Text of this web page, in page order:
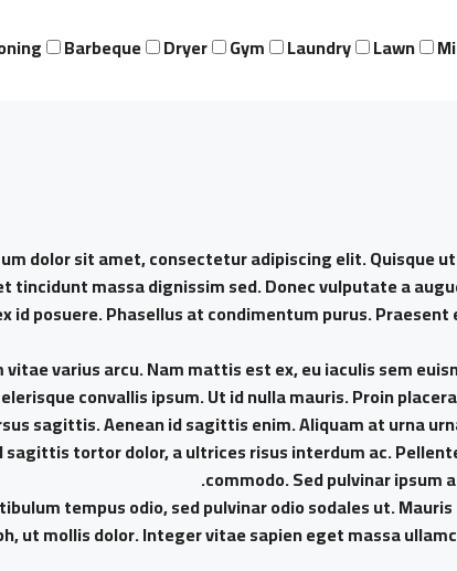
Barbeque Dryer Gym Laundry Lawn
dolor sit amet, consectetur adipiscing elit. Quisque
tincidunt massa dignissim sed. Donec vulputate a
id posuere. Phasellus at condimentum purus.
vitae varius arcu. Nam mattis est ex, eu iaculis sem
convallis ipsum. Ut id nulla mauris. Proin
sagittis. Aenean id sagittis enim. Aliquam at urna
sagittis tortor dolor, a ultrices risus interdum ac.
commodo. Sed pulvinar
tempus odio, sed pulvinar odio sodales ut.
ut mollis dolor. Integer vitae sapien eget massa